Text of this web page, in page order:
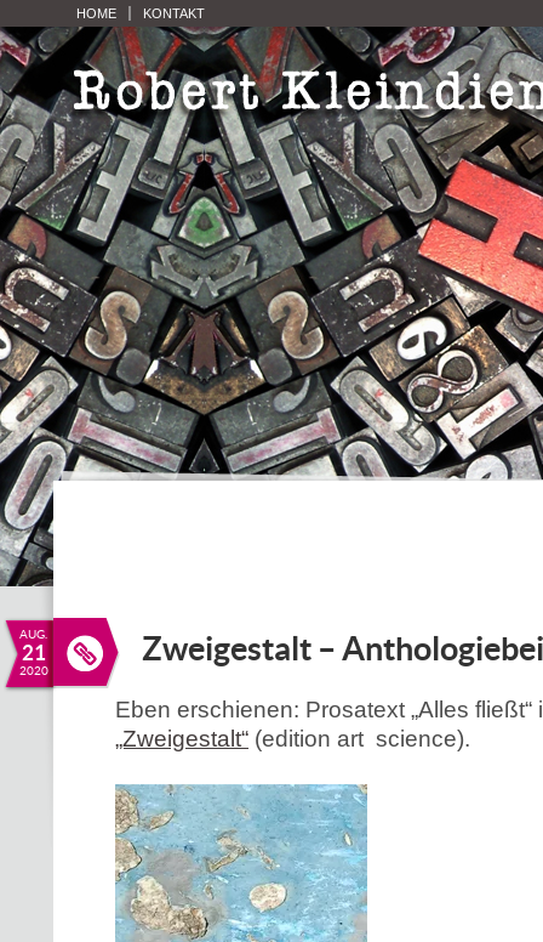
HOME KONTAKT
AUG.
21
2020
Zweigestalt –
Eben erschienen: Prosatext „Alles fließt“
„Zweigestalt“ (edition art science).